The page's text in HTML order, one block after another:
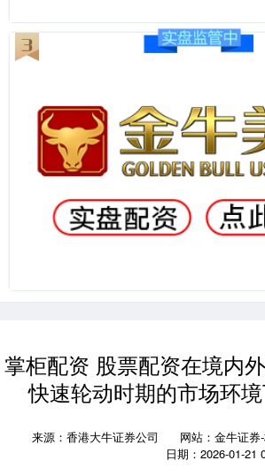
掌柜配资 股票配资在境内
快速轮动时期的市场环
来源：香港大牛证券公司
网站：金牛证
日期：2026-01-21